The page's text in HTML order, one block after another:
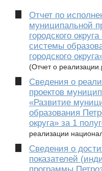
Отчет по
муниципальной
городского
системы
городского
(Отчет о
Сведения о
проектов
«Развитие
образования
округа» за 1
реализации
Сведения о
показателей